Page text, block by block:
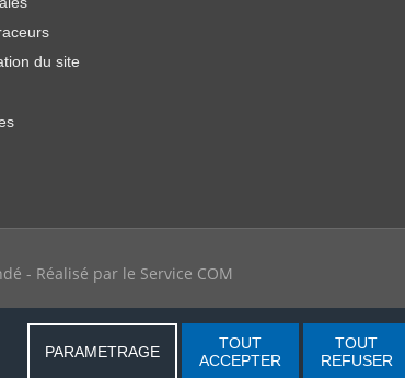
du site
- Réalisé par le Service COM
PARAMETRAGE
TOUT
ACCEPTER
TOUT
REFUSER